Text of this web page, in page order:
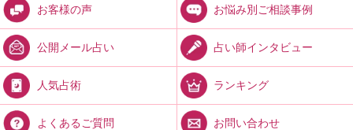
お客様の声 お悩み別ご相談事例
公開メール占い 占い師インタビュー
人気占術 ランキング
よくあるご質問 お問い合わせ